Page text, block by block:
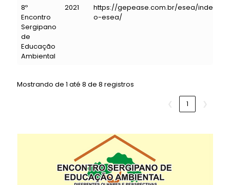
8º
Encontro
Sergipano
de
Educação
Ambiental
2021
https://gepease.com.br/esea/
o-esea/
Mostrando de 1 até 8 de 8 registros
1